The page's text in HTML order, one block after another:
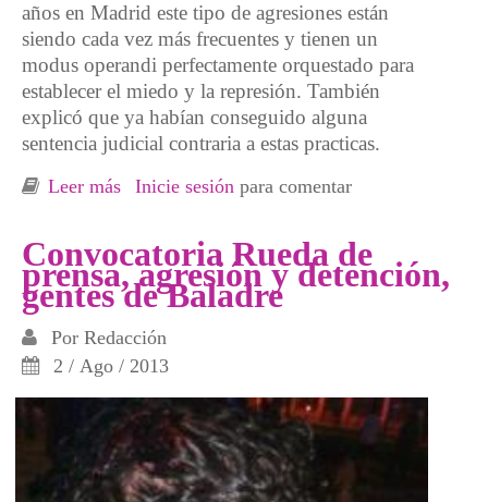
años en Madrid este tipo de agresiones están
siendo cada vez más frecuentes y tienen un
modus operandi perfectamente orquestado para
establecer el miedo y la represión. También
explicó que ya habían conseguido alguna
sentencia judicial contraria a estas practicas.
Leer más sobre “Exigimos la dimisión de Cristina
Madrid”
Inicie sesión para comentar
Convocatoria Rueda de
prensa, agresión y detención,
gentes de Baladre
Por Redacción
2 / Ago / 2013